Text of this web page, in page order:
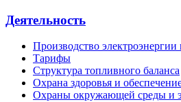
Деятельность
Производство электроэнергии
Тарифы
Структура топливного баланса
Охрана здоровья и
Охраны окружающей среды и